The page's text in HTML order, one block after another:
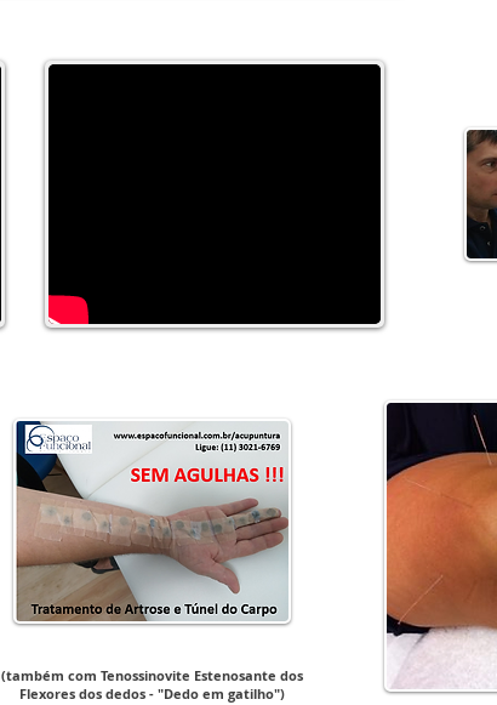
(também com Tenossinovite Estenosante dos
Flexores dos dedos - "Dedo em gatilho")